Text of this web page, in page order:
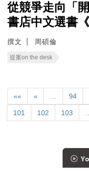
從競爭走向「
書店中文選書
撰文 周碩倫
提案on the desk
«« « 94
101 102 103